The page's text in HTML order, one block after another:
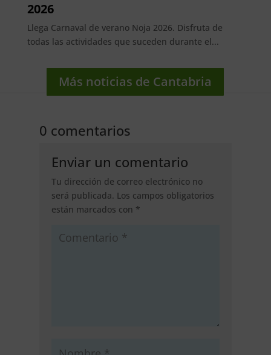
2026
Llega Carnaval de verano Noja 2026. Disfruta de
todas las actividades que suceden durante el...
Más noticias de Cantabria
0 comentarios
Enviar un comentario
Tu dirección de correo electrónico no
será publicada. Los campos obligatorios
están marcados con *